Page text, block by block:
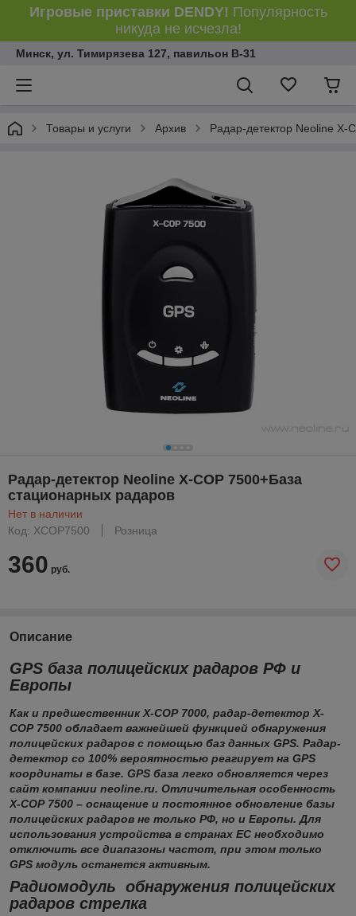
Игровые приставки DENDY! Популярность
никуда не исчезла!
Минск, ул. Тимирязева 127, павильон В-31
Товары и услуги Архив Радар-детектор Neoline X-
Радар-детектор Neoline X-COP 7500+База
стационарных радаров
Нет в наличии
Код: XCOP7500
Розница
360 руб.
Описание
GPS база полицейских радаров РФ и
Европы
Как и предшественник Х-СОР 7000, радар-детектор Х-
СОР 7500 обладает важнейшей функцией обнаружения
полицейских радаров с помощью баз данных GPS. Радар-
детектор со 100% вероятностью реагирует на GPS
координаты в базе. GPS база легко обновляется через
сайт компании neoline.ru. Отличительная особенность
Х-СОР 7500 – оснащение и постоянное обновление базы
полицейских радаров не только РФ, но и Европы. Для
использования устройства в странах ЕС необходимо
отключить все диапазоны частот, при этом только
GPS модуль останется активным.
Радиомодуль обнаружения полицейских
радаров стрелка